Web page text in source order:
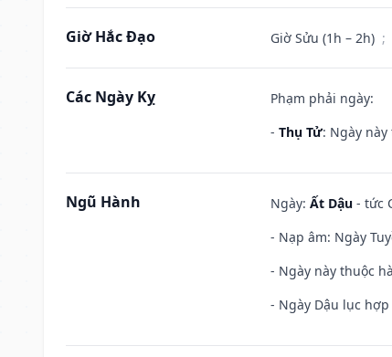
Giờ Hắc Đạo Giờ Sửu (1h – 2h) ;
Các Ngày Kỵ
Phạm phải ngày:
- Thụ Tử: Ngày
Ngũ Hành Ngày: Ất Dậu - tức
- Nạp âm: Ngày
- Ngày này thuộc
- Ngày Dậu lục